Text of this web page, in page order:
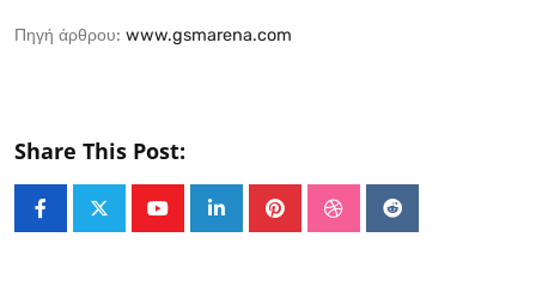
Πηγή άρθρου: www.gsmarena.com
Share This Post:
YoutubeLinkedInPinterestStumbleUpon
Reddit